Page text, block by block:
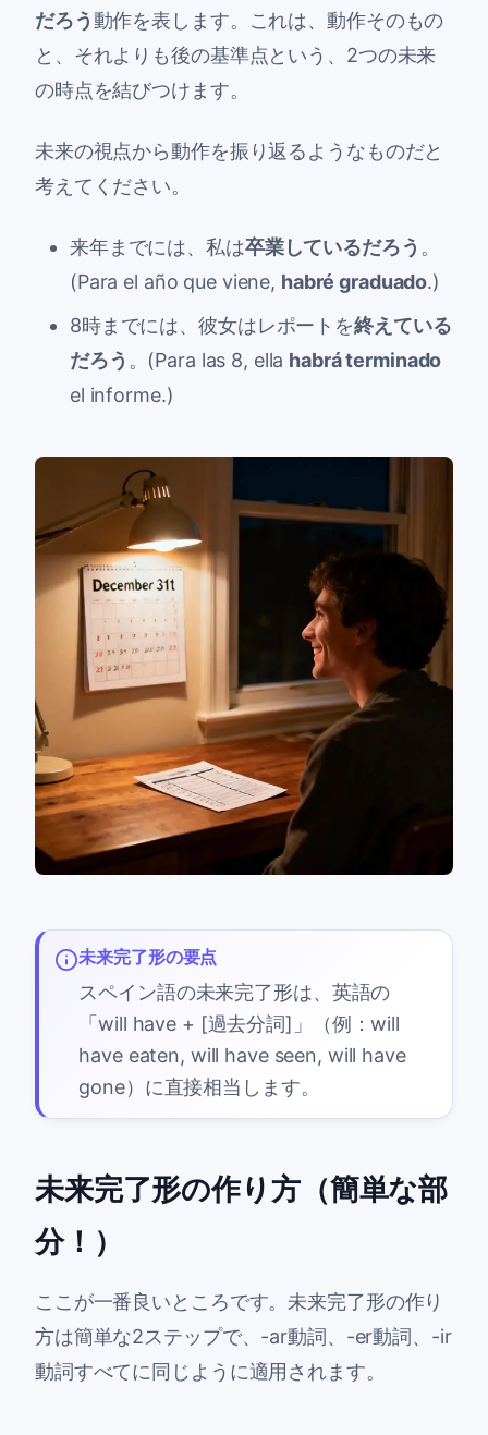
だろう動作を表します。これは、動作そのもの
と、それよりも後の基準点という、2つの未来
の時点を結びつけます。
未来の視点から動作を振り返るようなものだと
考えてください。
来年までには、私は卒業しているだろう 。
(Para el año que viene, habré graduado.)
8時までには、彼女はレポートを終えている
だろう 。(Para las 8, ella habrá terminado
el informe.)
未来完了形の要点
スペイン語の未来完了形は、英語の
「will have + [過去分詞]」（例：will
have eaten, will have seen, will have
gone）に直接相当します。
未来完了形の作り方（簡単な部
分！）
ここが一番良いところです。未来完了形の作り
方は簡単な2ステップで、-ar動詞、-er動詞、-ir
動詞すべてに同じように適用されます。